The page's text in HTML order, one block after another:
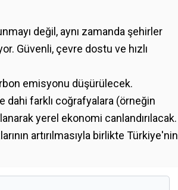
değil, aynı zamanda şehirler
Güvenli, çevre dostu ve hızlı
emisyonu düşürülecek.
dahi farklı coğrafyalara (örneğin
yerel ekonomi canlandırılacak.
artırılmasıyla birlikte Türkiye'nin